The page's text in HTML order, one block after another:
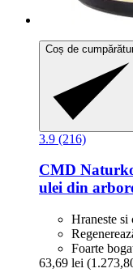
Coș de
3.9 (216)
CMD
ulei din
Hraneste si
Foarte
63,69 lei